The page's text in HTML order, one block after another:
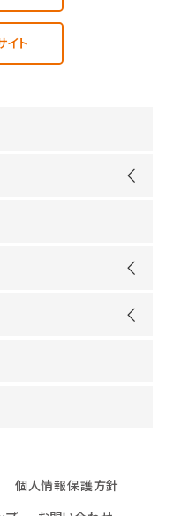
イト
れる理由
個人情報保護方針